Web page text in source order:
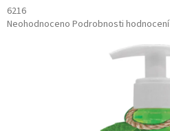
6216
Průměrné
Neohodnoceno Podrobnosti hodnocení